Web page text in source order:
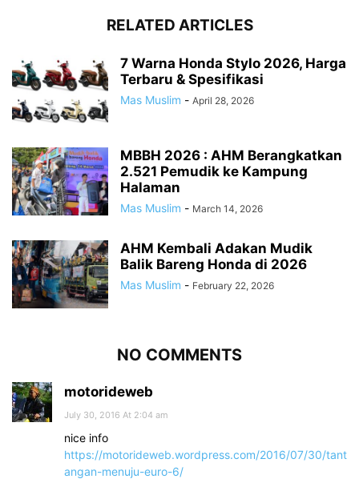
RELATED ARTICLES
7 Warna Honda Stylo 2026, Harga
Terbaru & Spesifikasi
Mas Muslim - April 28, 2026
MBBH 2026 : AHM Berangkatkan
2.521 Pemudik ke Kampung
Halaman
Mas Muslim - March 14, 2026
AHM Kembali Adakan Mudik
Balik Bareng Honda di 2026
Mas Muslim - February 22, 2026
NO COMMENTS
motorideweb
July 30, 2016 At 2:04 am
nice info
https://motorideweb.wordpress.com/2016/07/30/tant
angan-menuju-euro-6/